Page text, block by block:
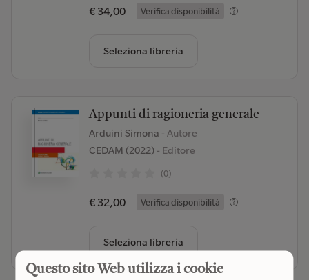
€ 34,00 Verifica disponibilità
Seleziona libreria
Appunti di ragioneria generale
Arduini Simona - Autore
CEDAM (2022)- Editore
(0)
€ 32,00 Verifica disponibilità
Seleziona libreria
Questo sito Web utilizza i cookie